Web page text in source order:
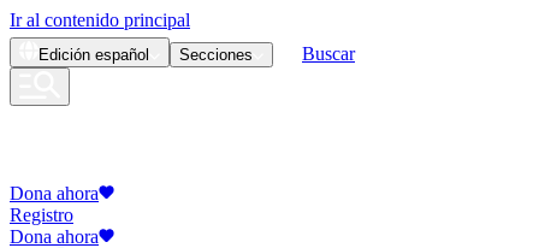
Ir al contenido principal
Edición español Secciones Buscar
Dona ahora
Registro
Dona ahora